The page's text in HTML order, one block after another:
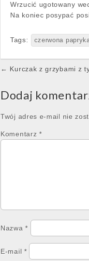
Wrzucić ugotowany
Na koniec posypać
Tags: czerwona
Post
← Kurczak z grzybami z
Dodaj
Twój adres e-mail nie
Komentarz *
Nazwa*
E-mail *